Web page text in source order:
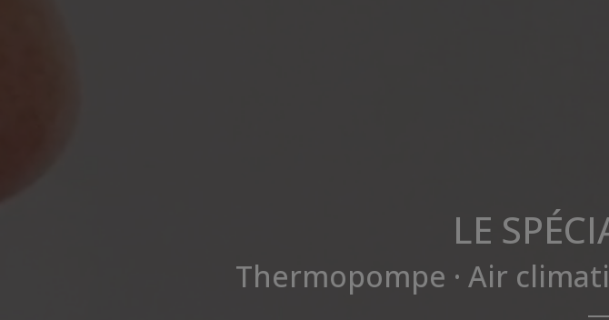
LE
Thermopompe · Air